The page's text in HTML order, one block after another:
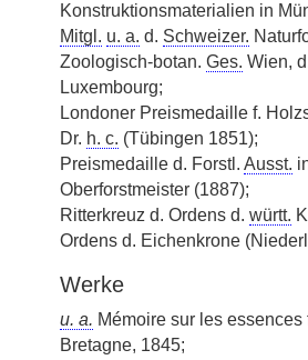
Konstruktionsmaterialien in
Mitgl. u. a. d. Schweizer.
Zoologisch-botan. Ges. Wien,
Luxembourg;
Londoner Preismedaille f.
Dr. h. c. (Tübingen 1851);
Preismedaille d. Forstl. Ausst.
Oberforstmeister (1887);
Ritterkreuz d. Ordens d. württ.
Ordens d. Eichenkrone
Werke
u. a. Mémoire sur les
Bretagne, 1845;